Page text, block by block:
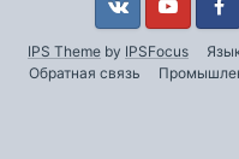
IPS Theme by IPSFocus
Обратная связь
VkontakteYouTube